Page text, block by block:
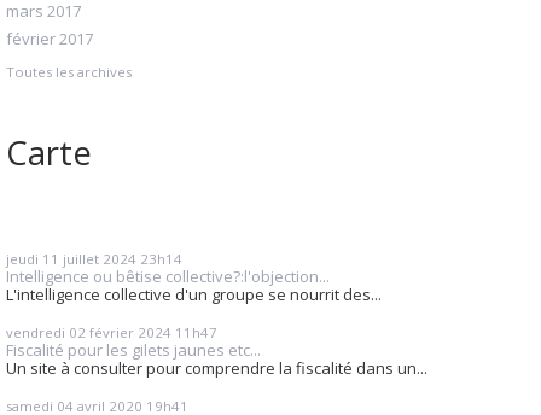
mars 2017
février 2017
Toutes les archives
Carte
jeudi 11 juillet 2024 23h14
Intelligence ou bêtise collective?:l'objection...
L'intelligence collective d'un groupe se nourrit des...
vendredi 02 février 2024 11h47
Fiscalité pour les gilets jaunes etc...
Un site à consulter pour comprendre la fiscalité dans un...
samedi 04 avril 2020 19h41